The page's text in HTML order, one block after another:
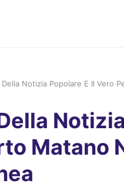
Della Notizia Popolare E Il Vero
Matano